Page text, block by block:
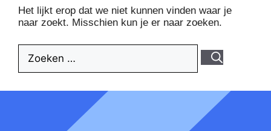
Het lijkt erop dat we niet kunnen vinden waar je
naar zoekt. Misschien kun je er naar zoeken.